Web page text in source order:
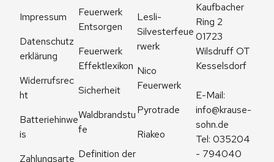
Impressum
Datenschutz
erklärung
Widerrufsrec
ht
Batteriehinwe
is
Zahlungsarte
Feuerwerk
Entsorgen
Feuerwerk
Effektlexikon
Sicherheit
Waldbrandstu
fe
Definition der
Lesli-
Silvesterfeue
rwerk
Nico
Feuerwerk
Pyrotrade
Riakeo
Kaufbacher
Ring 2
01723
Wilsdruff OT
Kesselsdorf
info@krause-
sohn.de
Tel: 035204
- 794040